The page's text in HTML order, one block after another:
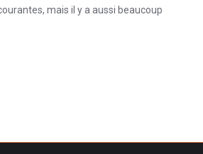
mais il y a aussi beaucoup